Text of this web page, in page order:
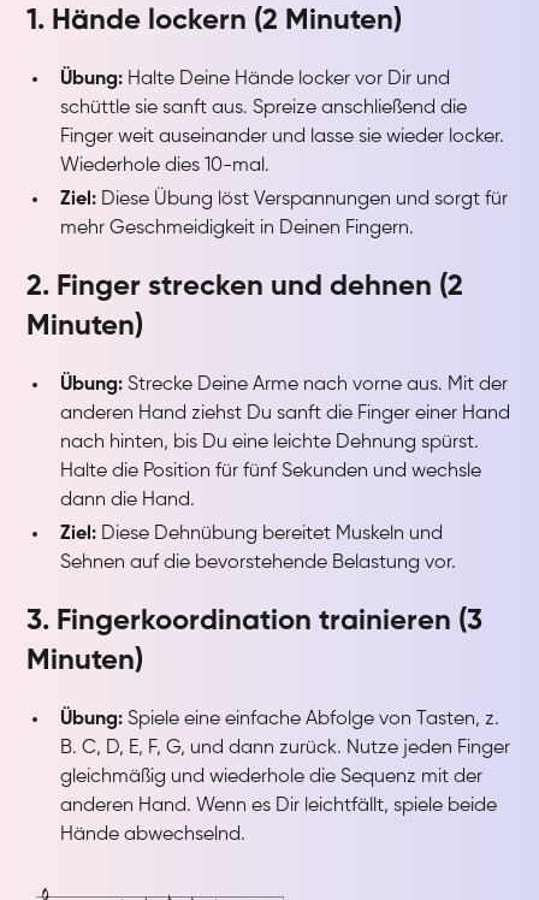
1. Hände lockern (2 Minuten)
Übung: Halte Deine Hände locker vor Dir und
schüttle sie sanft aus. Spreize anschließend die
Finger weit auseinander und lasse sie wieder locker.
Wiederhole dies 10-mal.
Ziel: Diese Übung löst Verspannungen und sorgt für
mehr Geschmeidigkeit in Deinen Fingern.
2. Finger strecken und dehnen (2
Minuten)
Übung: Strecke Deine Arme nach vorne aus. Mit der
anderen Hand ziehst Du sanft die Finger einer Hand
nach hinten, bis Du eine leichte Dehnung spürst.
Halte die Position für fünf Sekunden und wechsle
dann die Hand.
Ziel: Diese Dehnübung bereitet Muskeln und
Sehnen auf die bevorstehende Belastung vor.
3. Fingerkoordination trainieren (3
Minuten)
Übung: Spiele eine einfache Abfolge von Tasten, z.
B. C, D, E, F, G, und dann zurück. Nutze jeden Finger
gleichmäßig und wiederhole die Sequenz mit der
anderen Hand. Wenn es Dir leichtfällt, spiele beide
Hände abwechselnd.